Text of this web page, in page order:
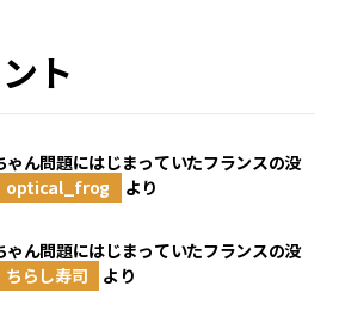
ト
ゃん問題にはじまっていたフランスの没
optical_frog より
ゃん問題にはじまっていたフランスの没
ちらし寿司 より